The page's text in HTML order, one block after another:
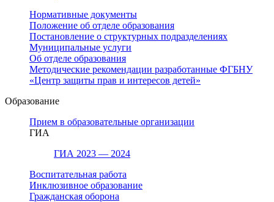
Нормативные документы
Положение об отделе образования
Постановление о структурных подразделениях
Муниципальные услуги
Об отделе образования
Методические рекомендации разработанные ФГБНУ
«Центр защиты прав и интересов детей»
Образование
Прием в образовательные организации
ГИА
ГИА 2023 — 2024
Воспитательная работа
Инклюзивное образование
Гражданская оборона